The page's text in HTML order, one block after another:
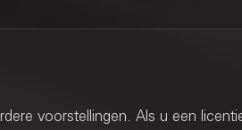
voorstellingen. Als u een